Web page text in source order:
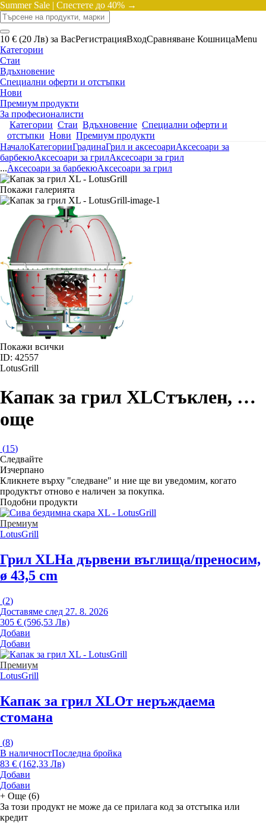
Summer Sale | Спестете до 40% →
10 € (20 Лв) за ВасРегистрацияВходСравняване КошницаMenu
Категории
Стаи
Вдъхновение
Специални оферти и отстъпки
Нови
Премиум продукти
За професионалисти
Категории Стаи Вдъхновение Специални оферти и
отстъпки Нови Премиум продукти
НачалоКатегорииГрадинаГрил и аксесоариАксесоари за
барбекюАксесоари за грилАксесоари за грил
...Аксесоари за барбекюАксесоари за грил
Покажи галерията
Покажи всички
ID: 42557
LotusGrill
Капак за грил XLСтъклен, …
още
(15)
Следвайте
Изчерпанo
Кликнете върху "следване" и ние ще ви уведомим, когато
продуктът отново е наличен за покупка.
Подобни продукти
Премиум
LotusGrill
Грил XLНа дървени въглища/преносим,
ø 43,5 cm
(2)
Доставяме след 27. 8. 2026
305 € (596,53 Лв)
Добави
Добави
Премиум
LotusGrill
Капак за грил XLОт неръждаема
стомана
(8)
В наличностПоследна бройка
83 € (162,33 Лв)
Добави
Добави
+ Още (6)
За този продукт не може да се прилага код за отстъпка или
кредит